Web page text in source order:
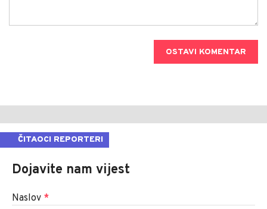
OSTAVI KOMENTAR
ČITAOCI REPORTERI
Dojavite nam vijest
Naslov *